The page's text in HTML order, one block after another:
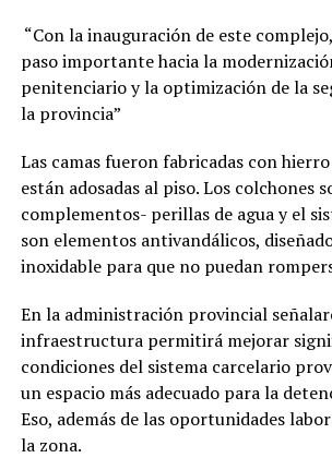
“Con la inauguración de este
paso importante hacia la
penitenciario y la optimización de la
la provincia”
Las camas fueron fabricadas con
están adosadas al piso. Los colchones
complementos- perillas de agua y el
son elementos antivandálicos,
inoxidable para que no puedan
En la administración provincial
infraestructura permitirá mejorar
condiciones del sistema carcelario
un espacio más adecuado para la
Eso, además de las oportunidades
la zona.